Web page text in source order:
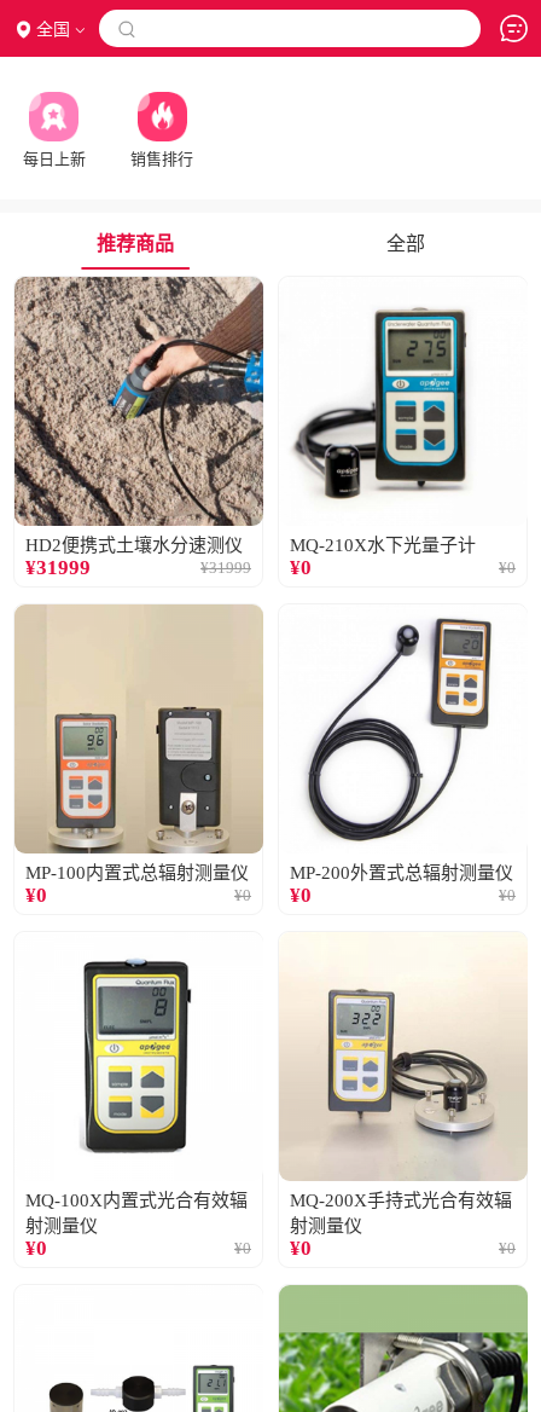
全国 
每日上新 销售排行
推荐商品 全部
HD2便携式土壤水分速测仪
¥31999 ¥31999
MQ-210X水下光量子计
¥0 ¥0
MP-100内置式总辐射测量仪
¥0 ¥0
MP-200外置式总辐射测量仪
¥0 ¥0
MQ-100X内置式光合有效辐
射测量仪
¥0 ¥0
MQ-200X手持式光合有效辐
射测量仪
¥0 ¥0